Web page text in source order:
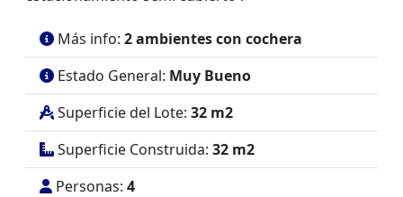
Más info: 2 ambientes con cochera
Estado General: Muy Bueno
Superficie del Lote: 32 m2
Superficie Construida: 32 m2
Personas: 4